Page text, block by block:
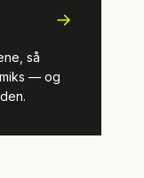
→
så
— og